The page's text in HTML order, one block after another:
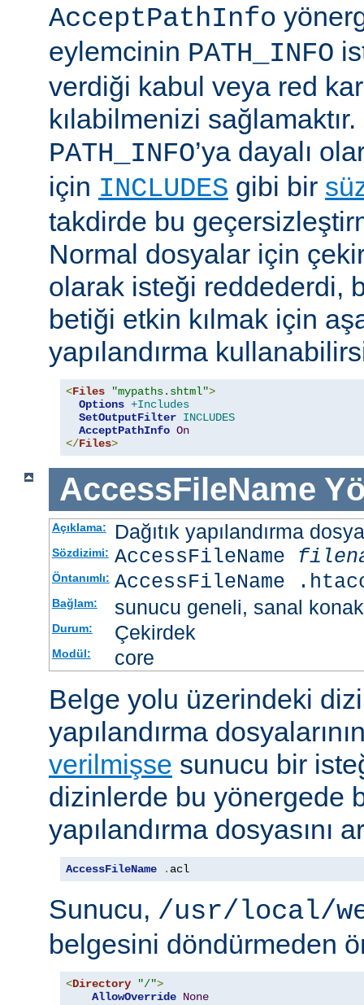
AcceptPathInfo
eylemcinin PATH_INFO
verdiği kabul veya red
kılabilmenizi
PATH_INFO’ya dayalı
için INCLUDES gibi bir
takdirde bu
Normal dosyalar için
olarak isteği reddederdi,
betiği etkin kılmak için
yapılandırma
<Files "mypaths.shtml">
Options +Includes
SetOutputFilter INCLUDES
AcceptPathInfo On
</Files>
AccessFileName
Açıklama: Dağıtık yapılandırma
Sözdizimi: AccessFileName
Öntanımlı: AccessFileName
Bağlam: sunucu geneli, sanal konak
Durum: Çekirdek
Modül: core
Belge yolu üzerindeki
yapılandırma
verilmişse sunucu bir
dizinlerde bu yönergede
yapılandırma dosyasını
AccessFileName . acl
Sunucu, /usr/local/
belgesini döndürmeden
<Directory "/">
AllowOverride None